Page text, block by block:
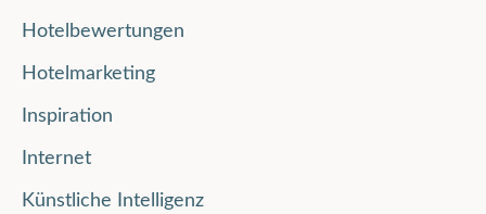
Hotelbewertungen
Hotelmarketing
Inspiration
Internet
Künstliche Intelligenz